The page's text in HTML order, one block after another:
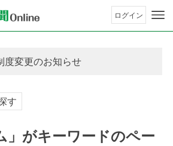
ログイン
度変更のお知らせ
度変更のお知らせ
新聞 無料会員の皆様へ閲覧本数変更
す
」がキーワードのペー